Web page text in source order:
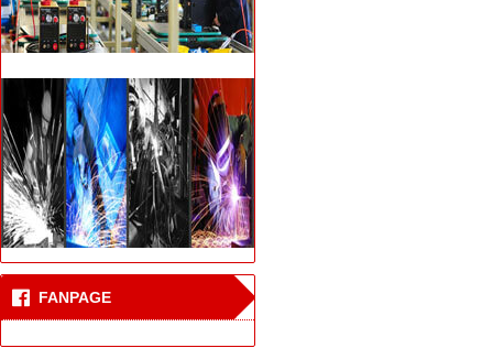
FANPAGE
Thiết bị hàn đối đầu cốt
thép bê tông cho nhà
cao tầng
mới